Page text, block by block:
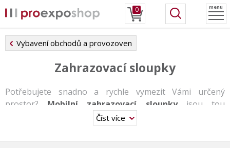
0 menu
Vybavení obchodů a provozoven
Zahrazovací sloupky
Potřebujete snadno a rychle vymezit Vámi určený
prostor? Mobilní zahrazovací sloupkyjsou tou
správnou volbou. Tento systém spolehlivě vymezí a
rozčlení prostor tak, jak potřebujete.
Číst více